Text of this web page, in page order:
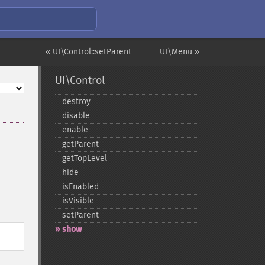
UI\Menu »
« UI\Control::setParent
UI\Control
destroy
disable
enable
getParent
getTopLevel
hide
isEnabled
isVisible
setParent
show